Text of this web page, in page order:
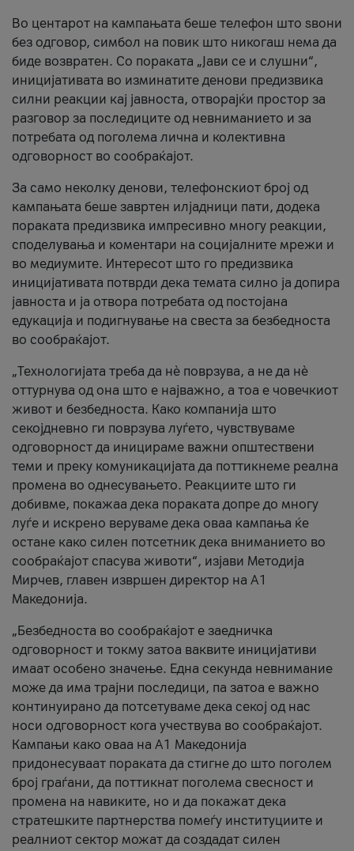
Во центарот на кампањата беше телефон што ѕвони
без одговор, симбол на повик што никогаш нема да
биде возвратен. Со пораката „Јави се и слушни“,
иницијативата во изминатите денови предизвика
силни реакции кај јавноста, отворајќи простор за
разговор за последиците од невниманието и за
потребата од поголема лична и колективна
одговорност во сообраќајот.
За само неколку денови, телефонскиот број од
кампањата беше завртен илјадници пати, додека
пораката предизвика импресивно многу реакции,
споделувања и коментари на социјалните мрежи и
во медиумите. Интересот што го предизвика
иницијативата потврди дека темата силно ја допира
јавноста и ја отвора потребата од постојана
едукација и подигнување на свеста за безбедноста
во сообраќајот.
„Технологијата треба да нè поврзува, а не да нè
оттурнува од она што е најважно, а тоа е човечкиот
живот и безбедноста. Како компанија што
секојдневно ги поврзува луѓето, чувствуваме
одговорност да иницираме важни општествени
теми и преку комуникацијата да поттикнеме реална
промена во однесувањето. Реакциите што ги
добивме, покажаа дека пораката допре до многу
луѓе и искрено веруваме дека оваа кампања ќе
остане како силен потсетник дека вниманието во
сообраќајот спасува животи“, изјави Методија
Мирчев, главен извршен директор на А1
Македонија.
„Безбедноста во сообраќајот е заедничка
одговорност и токму затоа ваквите иницијативи
имаат особено значење. Една секунда невнимание
може да има трајни последици, па затоа е важно
континуирано да потсетуваме дека секој од нас
носи одговорност кога учествува во сообраќајот.
Кампањи како оваа на A1 Македонија
придонесуваат пораката да стигне до што поголем
број граѓани, да поттикнат поголема свесност и
промена на навиките, но и да покажат дека
стратешките партнерства помеѓу институциите и
реалниот сектор можат да создадат силен